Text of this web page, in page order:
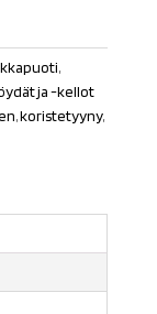
,
ja -kellot
,koristetyyny,